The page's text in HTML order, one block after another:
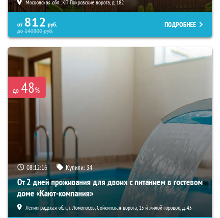
Московская обл., КП Покровские ворота, д. 182
от 812 руб.
до140800руб.
ПОДРОБНЕЕ
до 48%
08:12:14 Купили:34
От 2 дней проживания для двоих с питанием в гостевом
доме «Кают-компания»
Ленинградская обл., г. Ломоносов, Сойкинская дорога, 15-й жилой городок, д. 43